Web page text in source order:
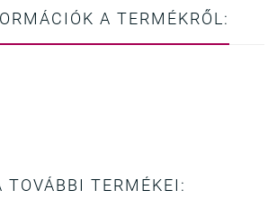
A TERMÉKRŐL:
TOVÁBBI TERMÉKEI: